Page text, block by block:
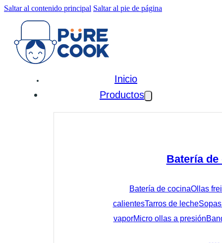
Saltar al contenido principal Saltar al pie de página
Inicio
Productos
Batería de
Batería de cocinaOllas
calientesTarros de leche
vaporMicro ollas a presión